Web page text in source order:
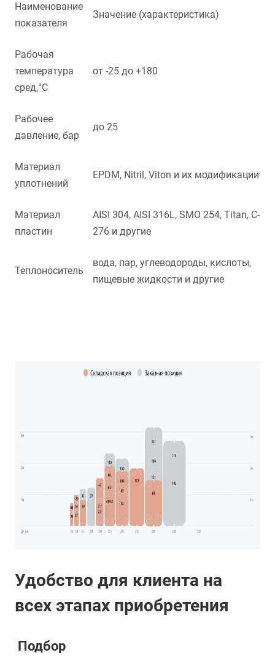
Наименование
показателя
Значение (характеристика)
Рабочая
температура
сред,°С
от -25 до +180
Рабочее
давление, бар
до 25
Материал
уплотнений
EPDM, Nitril, Viton и их модификации
Материал
пластин
AISI 304, AISI 316L, SMO 254, Titan, C-
276 и другие
Теплоноситель
вода, пар, углеводороды, кислоты,
пищевые жидкости и другие
Удобство для клиента на
всех этапах приобретения
Подбор